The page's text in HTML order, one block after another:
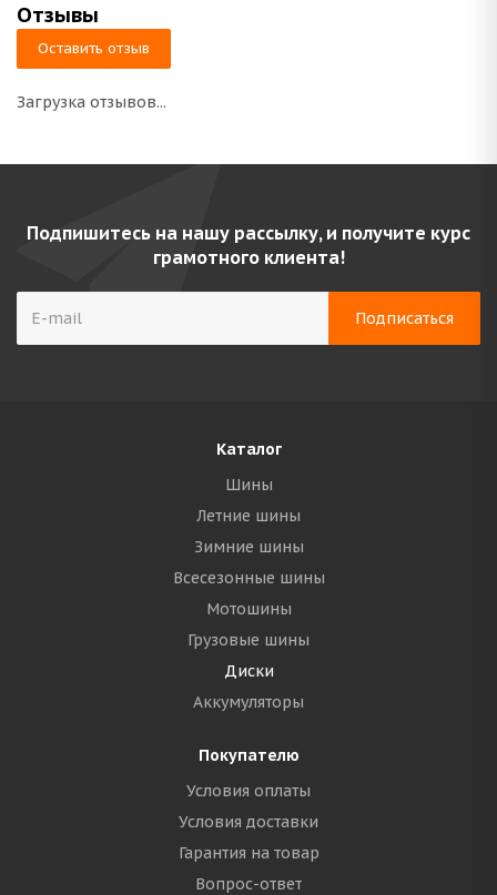
Отзывы
Оставить отзыв
Загрузка отзывов...
Подпишитесь на нашу рассылку, и получите курс
грамотного клиента!
Каталог
Шины
Летние шины
Зимние шины
Всесезонные шины
Мотошины
Грузовые шины
Диски
Аккумуляторы
Покупателю
Условия оплаты
Условия доставки
Гарантия на товар
Вопрос-ответ